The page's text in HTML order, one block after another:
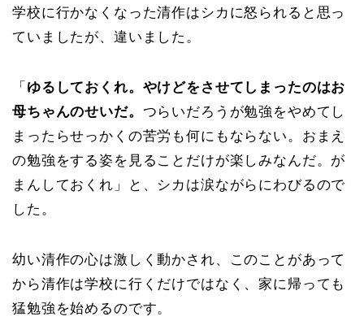
学校に行かなくなった清作はシカに怒られると思っ
ていましたが、違いました。
「 ゆるしておくれ。やけどをさせてしまったのはお
母ちゃんのせいだ。 つらいだろうが勉強をやめてし
まったらせっかくの苦労も何にもならない。おまえ
の勉強をする姿を見ることだけが楽しみなんだ。が
まんしておくれ」と、シカは涙ながらにわびるので
した。
幼い清作の心は激しく動かされ、このことがあって
から清作は学校に行くだけではなく、家に帰っても
猛勉強を始めるのです。